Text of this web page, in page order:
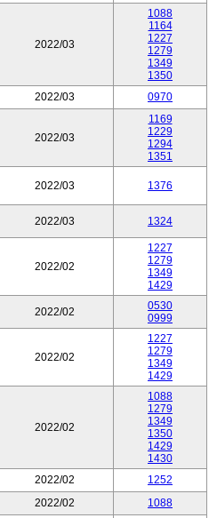
2022/03
1088
1164
1227
1279
1349
1350
2022/03 0970
2022/03
1169
1229
1294
1351
2022/03 1376
2022/03 1324
2022/02
1227
1279
1349
1429
2022/02
0530
0999
2022/02
1227
1279
1349
1429
2022/02
1088
1279
1349
1350
1429
1430
2022/02
1252
2022/02 1088